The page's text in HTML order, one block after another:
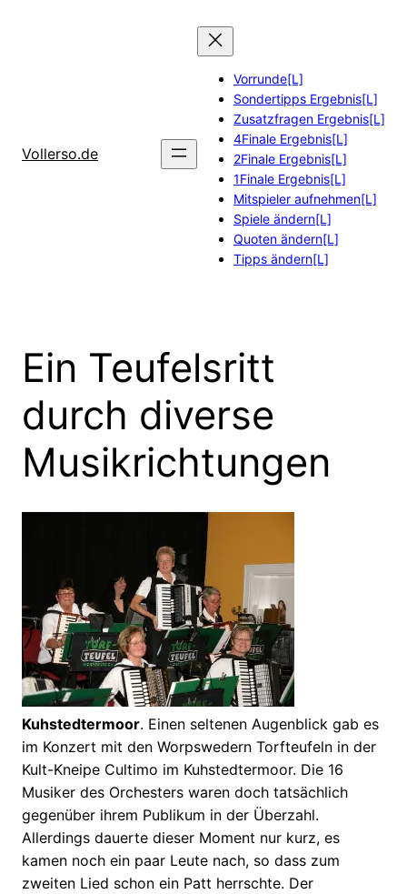
Vollerso.de
Vorrunde[L]
Sondertipps Ergebnis[L]
Zusatzfragen Ergebnis[L]
4Finale Ergebnis[L]
2Finale Ergebnis[L]
1Finale Ergebnis[L]
Mitspieler aufnehmen[L]
Spiele ändern[L]
Quoten ändern[L]
Tipps ändern[L]
Ein Teufelsritt
durch diverse
Musikrichtungen
Kuhstedtermoor. Einen seltenen Augenblick gab es
im Konzert mit den Worpswedern Torfteufeln in der
Kult-Kneipe Cultimo im Kuhstedtermoor. Die 16
Musiker des Orchesters waren doch tatsächlich
gegenüber ihrem Publikum in der Überzahl.
Allerdings dauerte dieser Moment nur kurz, es
kamen noch ein paar Leute nach, so dass zum
zweiten Lied schon ein Patt herrschte. Der